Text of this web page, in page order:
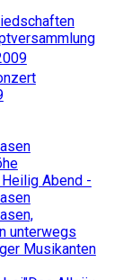
Abend -
unterwegs
Musikanten